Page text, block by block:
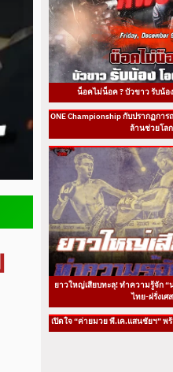
น็อคไม่น็อค ? บัวขาว รับน้อ
ONE Championship กับปรากฏก
ล้านช่วยโลก
ยาวใหญ่เสียบทะลุ! ทำความรู้จัก “
ไทย-ฝรั่งเศส
เปิดใจ “ค่ายมวย พี.เค.แสนชัยฯ”